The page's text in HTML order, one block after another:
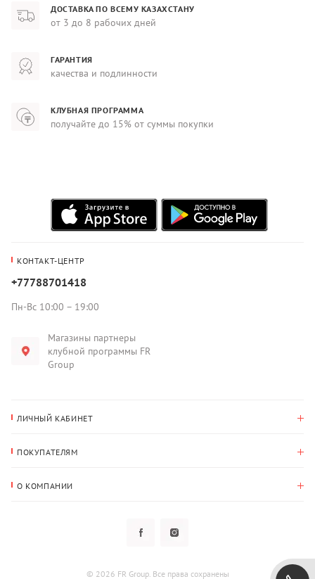
ДОСТАВКА ПО ВСЕМУ КАЗАХСТАНУ
от 3 до 8 рабочих дней
ГАРАНТИЯ
качества и подлинности
КЛУБНАЯ ПРОГРАММА
получайте до 15% от суммы покупки
КОНТАКТ-ЦЕНТР
+77788701418
Пн-Вс 10:00 – 19:00
Магазины партнеры
клубной программы FR
Group
ЛИЧНЫЙ КАБИНЕТ
Адрес для доставки
ПОКУПАТЕЛЯМ
О КОМПАНИИ
Политика конфиденциальности
© 2026 FR Group. Все права сохранены